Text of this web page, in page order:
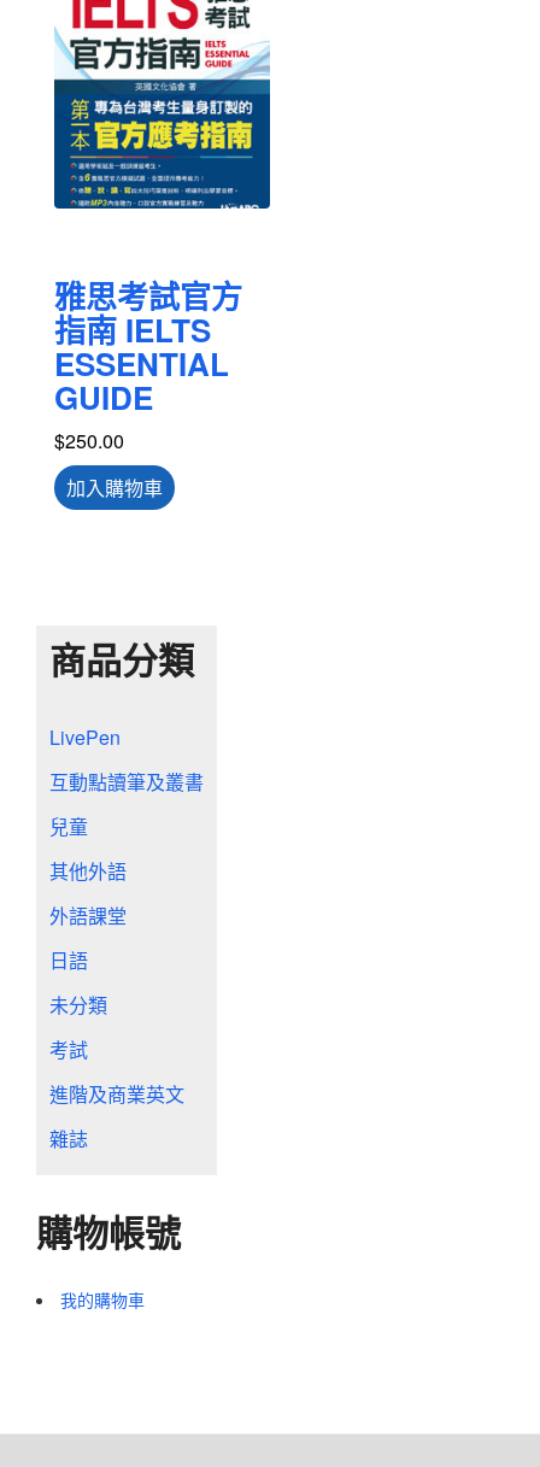
雅思考試官方
指南 IELTS
ESSENTIAL
GUIDE
$250.00
加入購物車
商品分類
LivePen
互動點讀筆及叢書
兒童
其他外語
外語課堂
日語
未分類
考試
進階及商業英文
雜誌
購物帳號
我的購物車